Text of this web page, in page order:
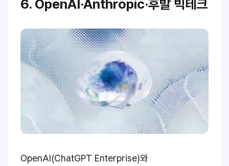
6. OpenAI·Anthropic·후발 빅테크
OpenAI(ChatGPT Enterprise)와